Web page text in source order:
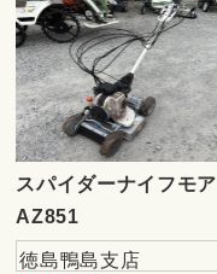
スパイダーナイフモア
AZ851
徳島鴨島支店